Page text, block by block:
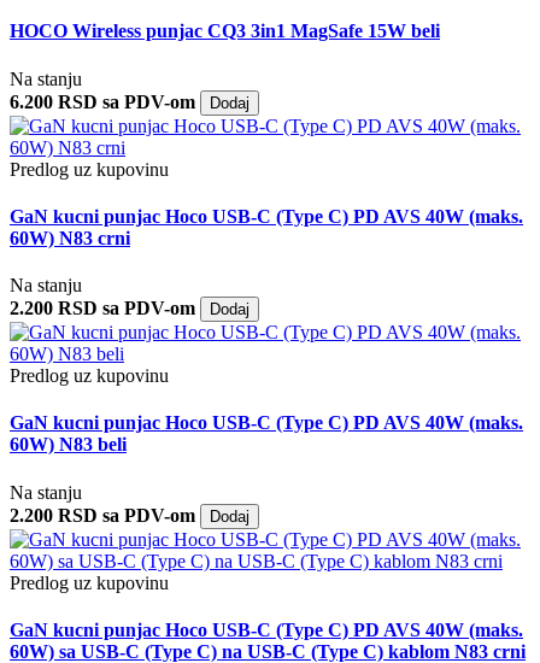
HOCO Wireless punjac CQ3 3in1 MagSafe 15W beli
Na stanju
6.200 RSD sa PDV-om
Dodaj
Predlog uz kupovinu
GaN kucni punjac Hoco USB-C (Type C) PD AVS 40W (maks.
60W) N83 crni
Na stanju
2.200 RSD sa PDV-om
Dodaj
Predlog uz kupovinu
GaN kucni punjac Hoco USB-C (Type C) PD AVS 40W (maks.
60W) N83 beli
Na stanju
2.200 RSD sa PDV-om
Dodaj
Predlog uz kupovinu
GaN kucni punjac Hoco USB-C (Type C) PD AVS 40W (maks.
60W) sa USB-C (Type C) na USB-C (Type C) kablom N83 crni